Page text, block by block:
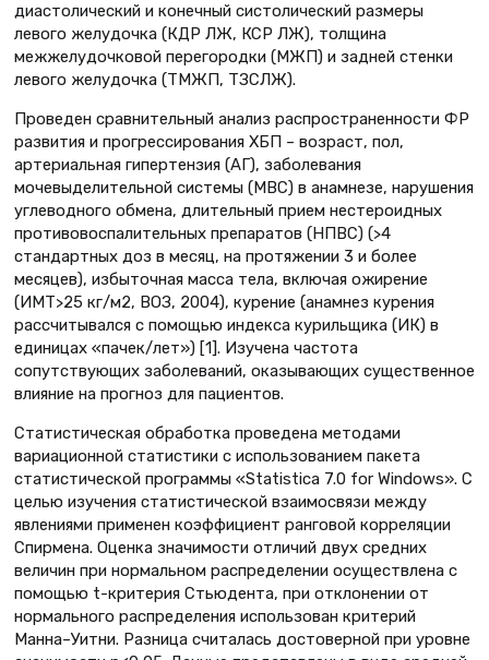
диастолический и конечный систолический размеры
левого желудочка (КДР ЛЖ, КСР ЛЖ), толщина
межжелудочковой перегородки (МЖП) и задней стенки
левого желудочка (ТМЖП, ТЗСЛЖ).
Проведен сравнительный анализ распространенности ФР
развития и прогрессирования ХБП – возраст, пол,
артериальная гипертензия (АГ), заболевания
мочевыделительной системы (МВС) в анамнезе, нарушения
углеводного обмена, длительный прием нестероидных
противовоспалительных препаратов (НПВС) (>4
стандартных доз в месяц, на протяжении 3 и более
месяцев), избыточная масса тела, включая ожирение
(ИМТ>25 кг/м2, ВОЗ, 2004), курение (анамнез курения
рассчитывался с помощью индекса курильщика (ИК) в
единицах «пачек/лет») [1]. Изучена частота
сопутствующих заболеваний, оказывающих существенное
влияние на прогноз для пациентов.
Статистическая обработка проведена методами
вариационной статистики с использованием пакета
статистической программы «Statistica 7.0 for Windows». С
целью изучения статистической взаимосвязи между
явлениями применен коэффициент ранговой корреляции
Спирмена. Оценка значимости отличий двух средних
величин при нормальном распределении осуществлена с
помощью t-критерия Стьюдента, при отклонении от
нормального распределения использован критерий
Манна–Уитни. Разница считалась достоверной при уровне